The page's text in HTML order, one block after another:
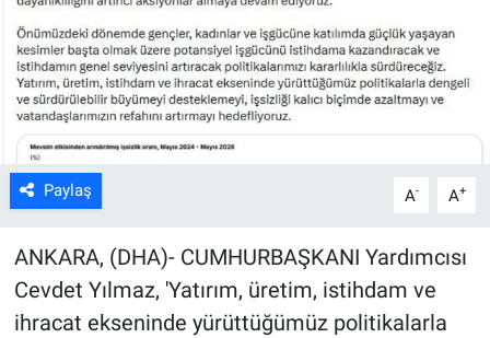
Paylaş A- A+
ANKARA, (DHA)- CUMHURBAŞKANI Yardımcısı
Cevdet Yılmaz, 'Yatırım, üretim, istihdam ve
ihracat ekseninde yürüttüğümüz politikalarla
Bilim ve Teknoloji
Genel